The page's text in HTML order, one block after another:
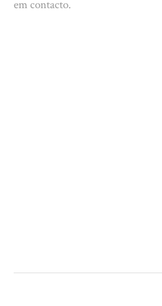
em contacto.